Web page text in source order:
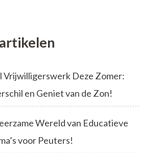
Vrijwilligerswerk Deze Zomer:
en Geniet van de Zon!
Wereld van Educatieve
voor Peuters!